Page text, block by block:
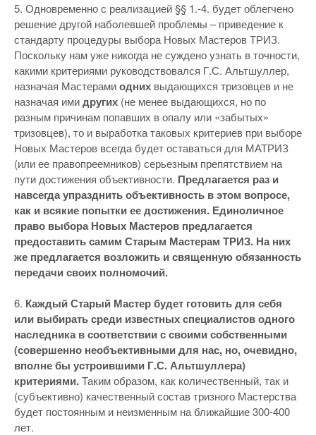
5. Одновременно с реализацией §§ 1.-4. будет облегчено
решение другой наболевшей проблемы – приведение к
стандарту процедуры выбора Новых Мастеров ТРИЗ.
Поскольку нам уже никогда не суждено узнать в точности,
какими критериями руководствовался Г.С. Альтшуллер,
назначая Мастерамиодних выдающихся тризовцев и не
назначая имидругих (не менее выдающихся, но по
разным причинам попавших в опалу или «забытых»
тризовцев), то и выработка таковых критериев при выборе
Новых Мастеров всегда будет оставаться для МАТРИЗ
(или ее правопреемников) серьезным препятствием на
пути достижения объективности. Предлагается раз и
навсегда упразднить объективность в этом вопросе,
как и всякие попытки ее достижения. Единоличное
право выбора Новых Мастеров предлагается
предоставить самим Старым Мастерам ТРИЗ. На них
же предлагается возложить и священную обязанность
передачи своих полномочий.
6. Каждый Старый Мастер будет готовить для себя
или выбирать среди известных специалистов одного
наследника в соответствии с своими собственными
(совершенно необъективными для нас, но, очевидно,
вполне бы устроившими Г.С. Альтшуллера)
критериями.Таким образом, как количественный, так и
(субъективно) качественный состав тризного Мастерства
будет постоянным и неизменным на ближайшие 300-400
лет.